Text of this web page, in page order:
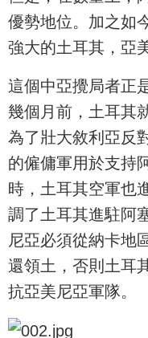
優勢地位。加之如
強大的土耳其，亞
這個中亞攪局者正
幾個月前，土耳其
為了壯大敘利亞反
的僱傭軍用於支持
時，土耳其空軍也
調了土耳其進駐阿
尼亞必須從納卡地
還領土，否則土耳
抗亞美尼亞軍隊。